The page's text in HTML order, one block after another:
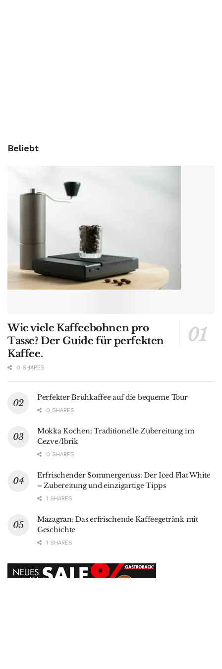
Beliebt
Wie viele Kaffeebohnen pro
Tasse? Der Guide für perfekten
Kaffee.
0 SHARES
Perfekter Brühkaffee auf die bequeme Tour
0 SHARES
Mokka Kochen: Traditionelle Zubereitung im
Cezve/Ibrik
0 SHARES
Erfrischender Sommergenuss: Der Iced Flat White
– Zubereitung und einzigartige Tipps
1 SHARES
Mazagran: Das erfrischende Kaffeegetränk mit
Geschichte
1 SHARES